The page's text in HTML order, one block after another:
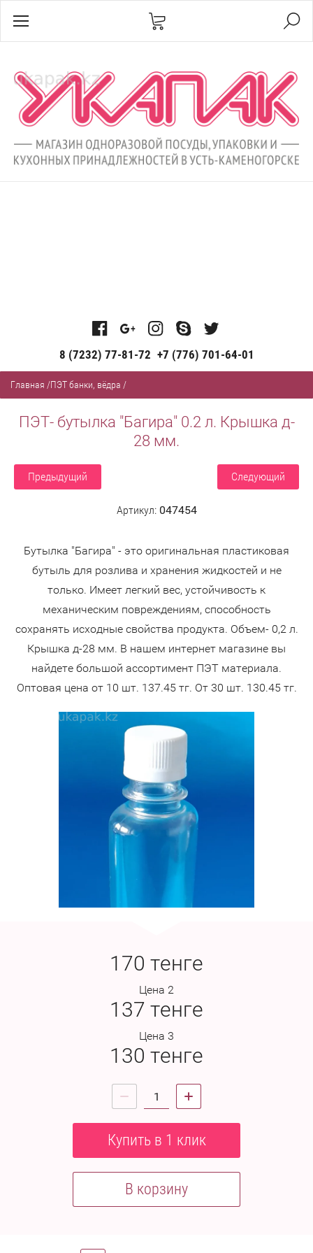
8 (7232) 77-81-72 +7 (776) 701-64-01
Главная /ПЭТ банки, вёдра /
ПЭТ- бутылка "Багира" 0.2 л. Крышка д-
28 мм.
Предыдущий Следующий
Артикул:047454
Бутылка "Багира" - это оригинальная пластиковая
бутыль для розлива и хранения жидкостей и не
только. Имеет легкий вес, устойчивость к
механическим повреждениям, способность
сохранять исходные свойства продукта. Объем- 0,2 л.
Крышка д-28 мм. В нашем интернет магазине вы
найдете большой ассортимент ПЭТ материала.
Оптовая цена от 10 шт. 137.45 тг. От 30 шт. 130.45 тг.
170 тенге
Цена 2
137 тенге
Цена 3
130 тенге
Купить в 1 клик
В корзину